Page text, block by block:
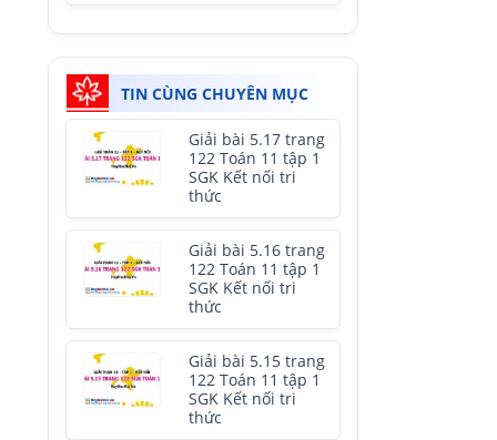
TIN CÙNG CHUYÊN MỤC
Giải bài 5.17 trang
122 Toán 11 tập 1
SGK Kết nối tri
thức
Giải bài 5.16 trang
122 Toán 11 tập 1
SGK Kết nối tri
thức
Giải bài 5.15 trang
122 Toán 11 tập 1
SGK Kết nối tri
thức